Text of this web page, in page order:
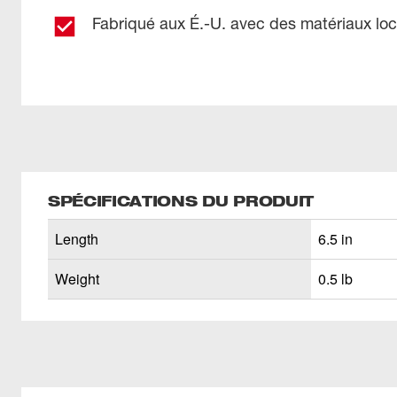
Fabriqué aux É.-U. avec des matériaux
SPÉCIFICATIONS DU PRODUIT
Length
6.5 in
Weight
0.5 lb